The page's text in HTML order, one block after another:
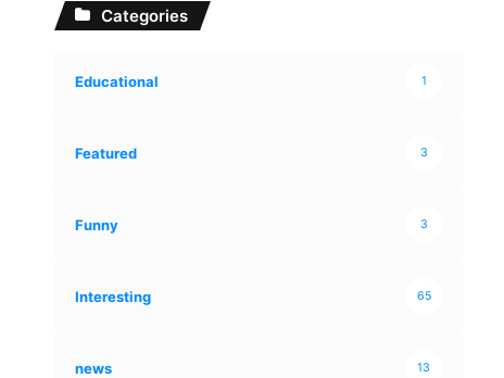
Categories
Educational 1
Featured 3
Funny 3
Interesting 65
news 13